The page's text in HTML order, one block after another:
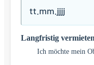
Punkt
Punkt
Langfristig vermieten
Ich möchte mein